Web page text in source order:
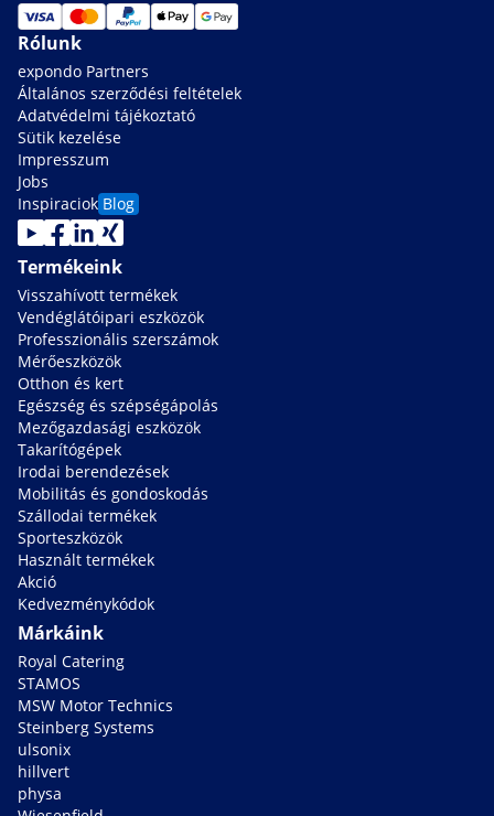
Rólunk
expondo Partners
Általános szerződési feltételek
Adatvédelmi tájékoztató
Sütik kezelése
Impresszum
Jobs
Inspiraciok Blog
Termékeink
Visszahívott termékek
Vendéglátóipari eszközök
Professzionális szerszámok
Mérőeszközök
Otthon és kert
Egészség és szépségápolás
Mezőgazdasági eszközök
Takarítógépek
Irodai berendezések
Mobilitás és gondoskodás
Szállodai termékek
Sporteszközök
Használt termékek
Akció
Kedvezménykódok
Márkáink
Royal Catering
STAMOS
MSW Motor Technics
Steinberg Systems
ulsonix
hillvert
physa